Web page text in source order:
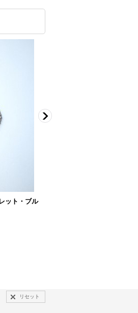
ット・ブル
リセット